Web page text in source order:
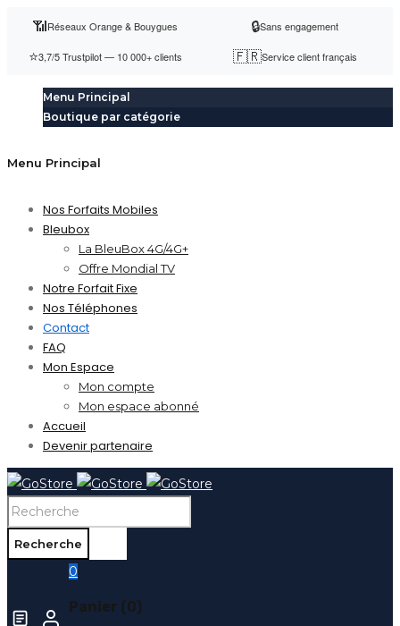
📶Réseaux Orange & Bouygues 🔒Sans engagement
⭐3,7/5 Trustpilot — 10 000+ clients 🇫🇷Service client français
Menu Principal
Boutique par catégorie
Menu Principal
Nos Forfaits Mobiles
Bleubox
La BleuBox 4G/4G+
Offre Mondial TV
Notre Forfait Fixe
Nos Téléphones
Contact
FAQ
Mon Espace
Mon compte
Mon espace abonné
Accueil
Devenir partenaire
0
Panier (0)